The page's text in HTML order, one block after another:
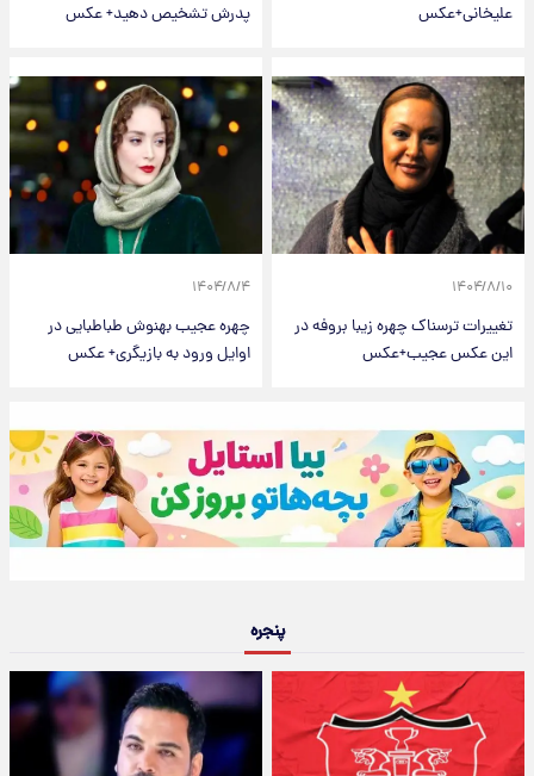
علیخانی+عکس
پدرش تشخیص دهید+ عکس
۱۴۰۴/۸/۱۰
تغییرات ترسناک چهره زیبا بروفه در
این عکس عجیب+عکس
۱۴۰۴/۸/۴
چهره عجیب بهنوش طباطبایی در
اوایل ورود به بازیگری+ عکس
پنجره